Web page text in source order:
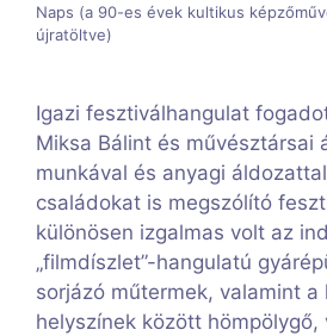
Naps (a 90-es évek kultikus
újratöltve)
Igazi fesztiválhangulat
Miksa Bálint és művésztársai
munkával és anyagi
családokat is megszólító
különösen izgalmas volt az
„filmdíszlet”-hangulatú
sorjázó műtermek, valamint a
helyszínek között hömpölygő,